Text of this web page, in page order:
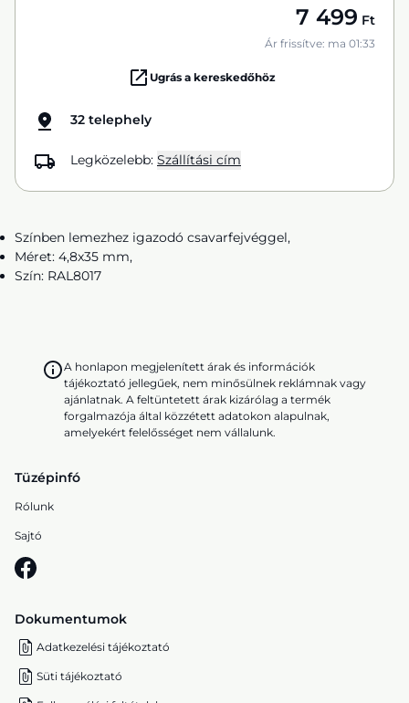
7 499 Ft
Ár frissítve: ma 01:33
Ugrás a kereskedőhöz
32 telephely
Legközelebb: Szállítási cím
Színben lemezhez igazodó csavarfejvéggel,
Méret: 4,8x35 mm,
Szín: RAL8017
A honlapon megjelenített árak és információk
tájékoztató jellegűek, nem minősülnek reklámnak vagy
ajánlatnak. A feltüntetett árak kizárólag a termék
forgalmazója által közzétett adatokon alapulnak,
amelyekért felelősséget nem vállalunk.
Tüzépinfó
Rólunk
Sajtó
Dokumentumok
Adatkezelési tájékoztató
Süti tájékoztató